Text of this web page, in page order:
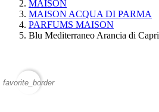
MAISON
MAISON ACQUA DI PARMA
PARFUMS MAISON
Blu Mediterraneo Arancia di Capri
favorite_border